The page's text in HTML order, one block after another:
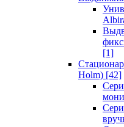
[1]
Holm) [42]